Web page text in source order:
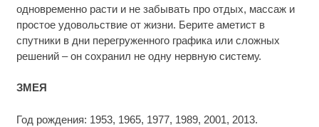
одновременно расти и не забывать про отдых, массаж и
простое удовольствие от жизни. Берите аметист в
спутники в дни перегруженного графика или сложных
решений – он сохранил не одну нервную систему.
ЗМЕЯ
Год рождения: 1953, 1965, 1977, 1989, 2001, 2013.